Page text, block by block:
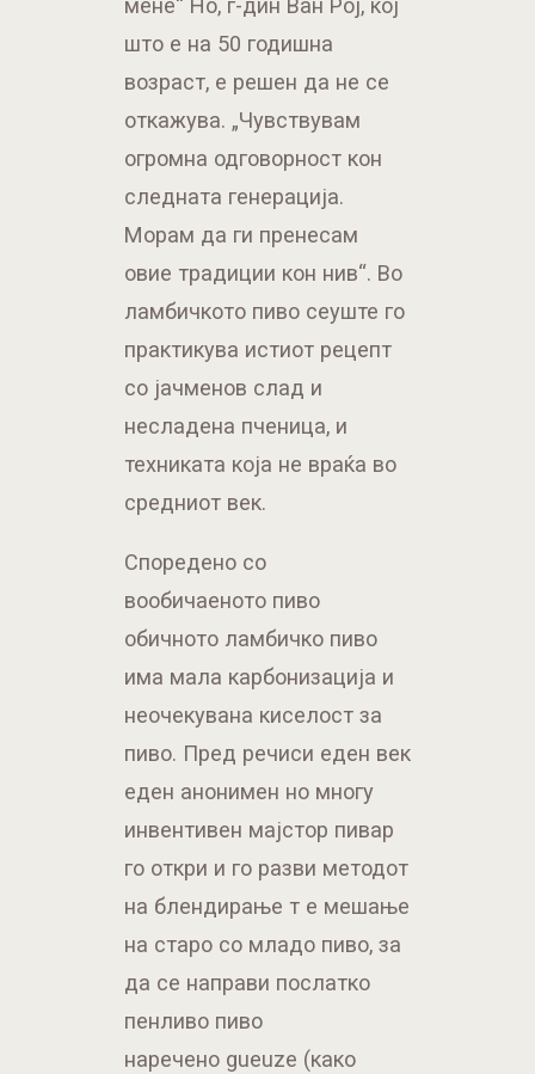
мене“ Но, г-дин Ван Рој, кој
што е на 50 годишна
возраст, е решен да не се
откажува. „Чувствувам
огромна одговорност кон
следната генерација.
Морам да ги пренесам
овие традиции кон нив“. Во
ламбичкото пиво сеуште го
практикува истиот рецепт
со јачменов слад и
несладена пченица, и
техниката која не враќа во
средниот век.
Споредено со
вообичаеното пиво
обичното ламбичко пиво
има мала карбонизација и
неочекувана киселост за
пиво. Пред речиси еден век
еден анонимен но многу
инвентивен мајстор пивар
го откри и го разви методот
на блендирање т е мешање
на старо со младо пиво, за
да се направи послатко
пенливо пиво
наречено gueuze (како